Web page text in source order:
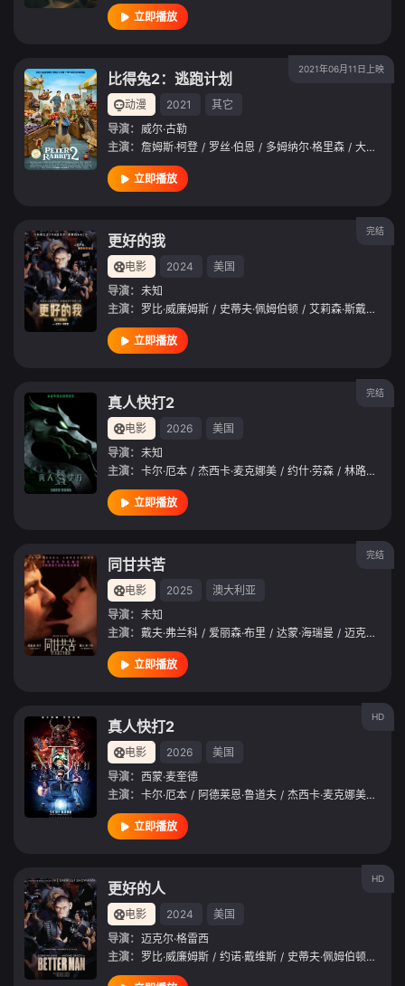
立即播放
2021年06月11日上映
比得兔2：逃跑计划
动漫 2021
其它
导演： 威尔·古勒
主演： 詹姆斯·柯登 / 罗丝·伯恩 / 多姆纳尔·格里森 / 大卫·奥伊罗
立即播放
完结
更好的我
电影 2024
美国
导演： 未知
主演： 罗比·威廉姆斯 / 史蒂夫·佩姆伯顿 / 艾莉森·斯戴曼
立即播放
完结
真人快打2
电影 2026
美国
导演： 未知
主演： 卡尔·厄本 / 杰西卡·麦克娜美 / 约什·劳森 / 林路迪
立即播放
完结
同甘共苦
电影 2025
澳大利亚
导演： 未知
主演： 戴夫·弗兰科 / 爱丽森·布里 / 达蒙·海瑞曼 / 迈克尔·尚克斯
立即播放
HD
真人快打2
电影 2026
美国
导演： 西蒙·麦奎德
主演： 卡尔·厄本 / 阿德莱恩·鲁道夫 / 杰西卡·麦克娜美 /
立即播放
HD
更好的人
电影 2024
美国
导演： 迈克尔·格雷西
主演： 罗比·威廉姆斯 / 约诺·戴维斯 / 史蒂夫·佩姆伯顿 /